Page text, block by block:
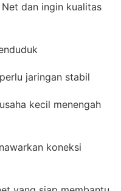
dan ingin kualitas
jaringan stabil
kecil menengah
koneksi